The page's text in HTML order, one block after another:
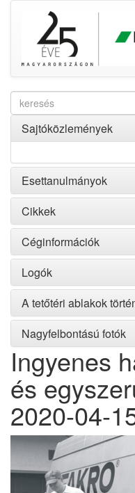
Sajtóközlemények
Esettanulmányok
Cikkek
Céginformációk
Logók
A tetőtéri ablakok
Nagyfelbontású fotók
Ingyenes
és
2020-04-